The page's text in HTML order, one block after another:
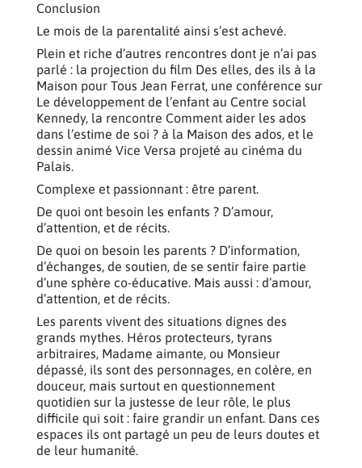
Conclusion
Le mois de la parentalité ainsi s’est achevé.
Plein et riche d’autres rencontres dont je n’ai pas
parlé : la projection du film Des elles, des ils à la
Maison pour Tous Jean Ferrat, une conférence sur
Le développement de l’enfant au Centre social
Kennedy, la rencontre Comment aider les ados
dans l’estime de soi ? à la Maison des ados, et le
dessin animé Vice Versa projeté au cinéma du
Palais.
Complexe et passionnant : être parent.
De quoi ont besoin les enfants ? D’amour,
d’attention, et de récits.
De quoi on besoin les parents ? D’information,
d’échanges, de soutien, de se sentir faire partie
d’une sphère co-éducative. Mais aussi : d’amour,
d’attention, et de récits.
Les parents vivent des situations dignes des
grands mythes. Héros protecteurs, tyrans
arbitraires, Madame aimante, ou Monsieur
dépassé, ils sont des personnages, en colère, en
douceur, mais surtout en questionnement
quotidien sur la justesse de leur rôle, le plus
difficile qui soit : faire grandir un enfant. Dans ces
espaces ils ont partagé un peu de leurs doutes et
de leur humanité.